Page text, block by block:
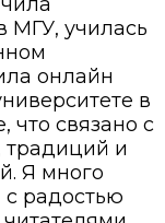
МГУ, училась
онлайн
в
что связано с
традиций и
Я много
радостью